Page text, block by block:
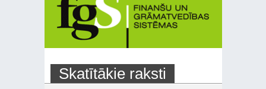
Skatītākie raksti